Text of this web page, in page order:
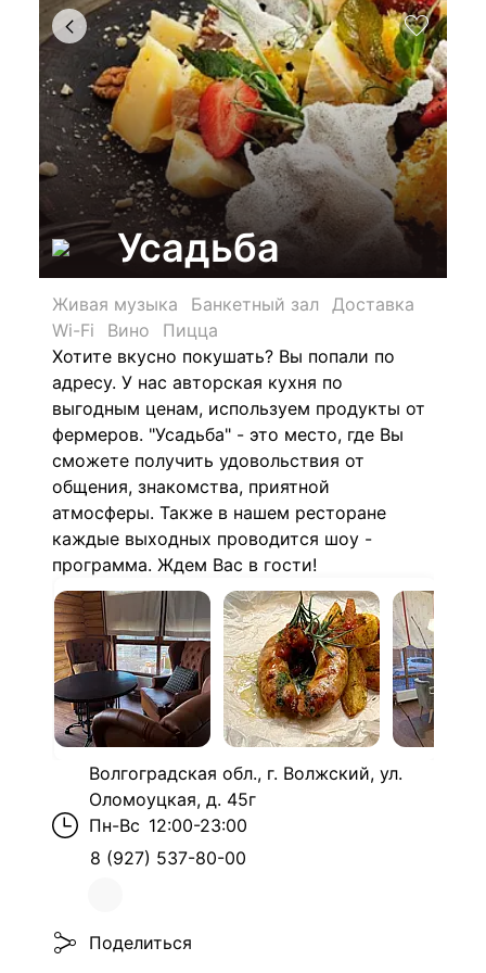
Усадьба
Живая музыка Банкетный зал
Доставка
Wi-Fi
Вино
Пицца
Хотите вкусно покушать? Вы попали по
адресу. У нас авторская кухня по
выгодным ценам, используем продукты от
фермеров. "Усадьба" - это место, где Вы
сможете получить удовольствия от
общения, знакомства, приятной
атмосферы. Также в нашем ресторане
каждые выходных проводится шоу -
программа. Ждем Вас в гости!
Волгоградская обл., г. Волжский, ул.
Оломоуцкая, д. 45г
Пн-Вс 12:00-23:00
8 (927) 537-80-00
Поделиться